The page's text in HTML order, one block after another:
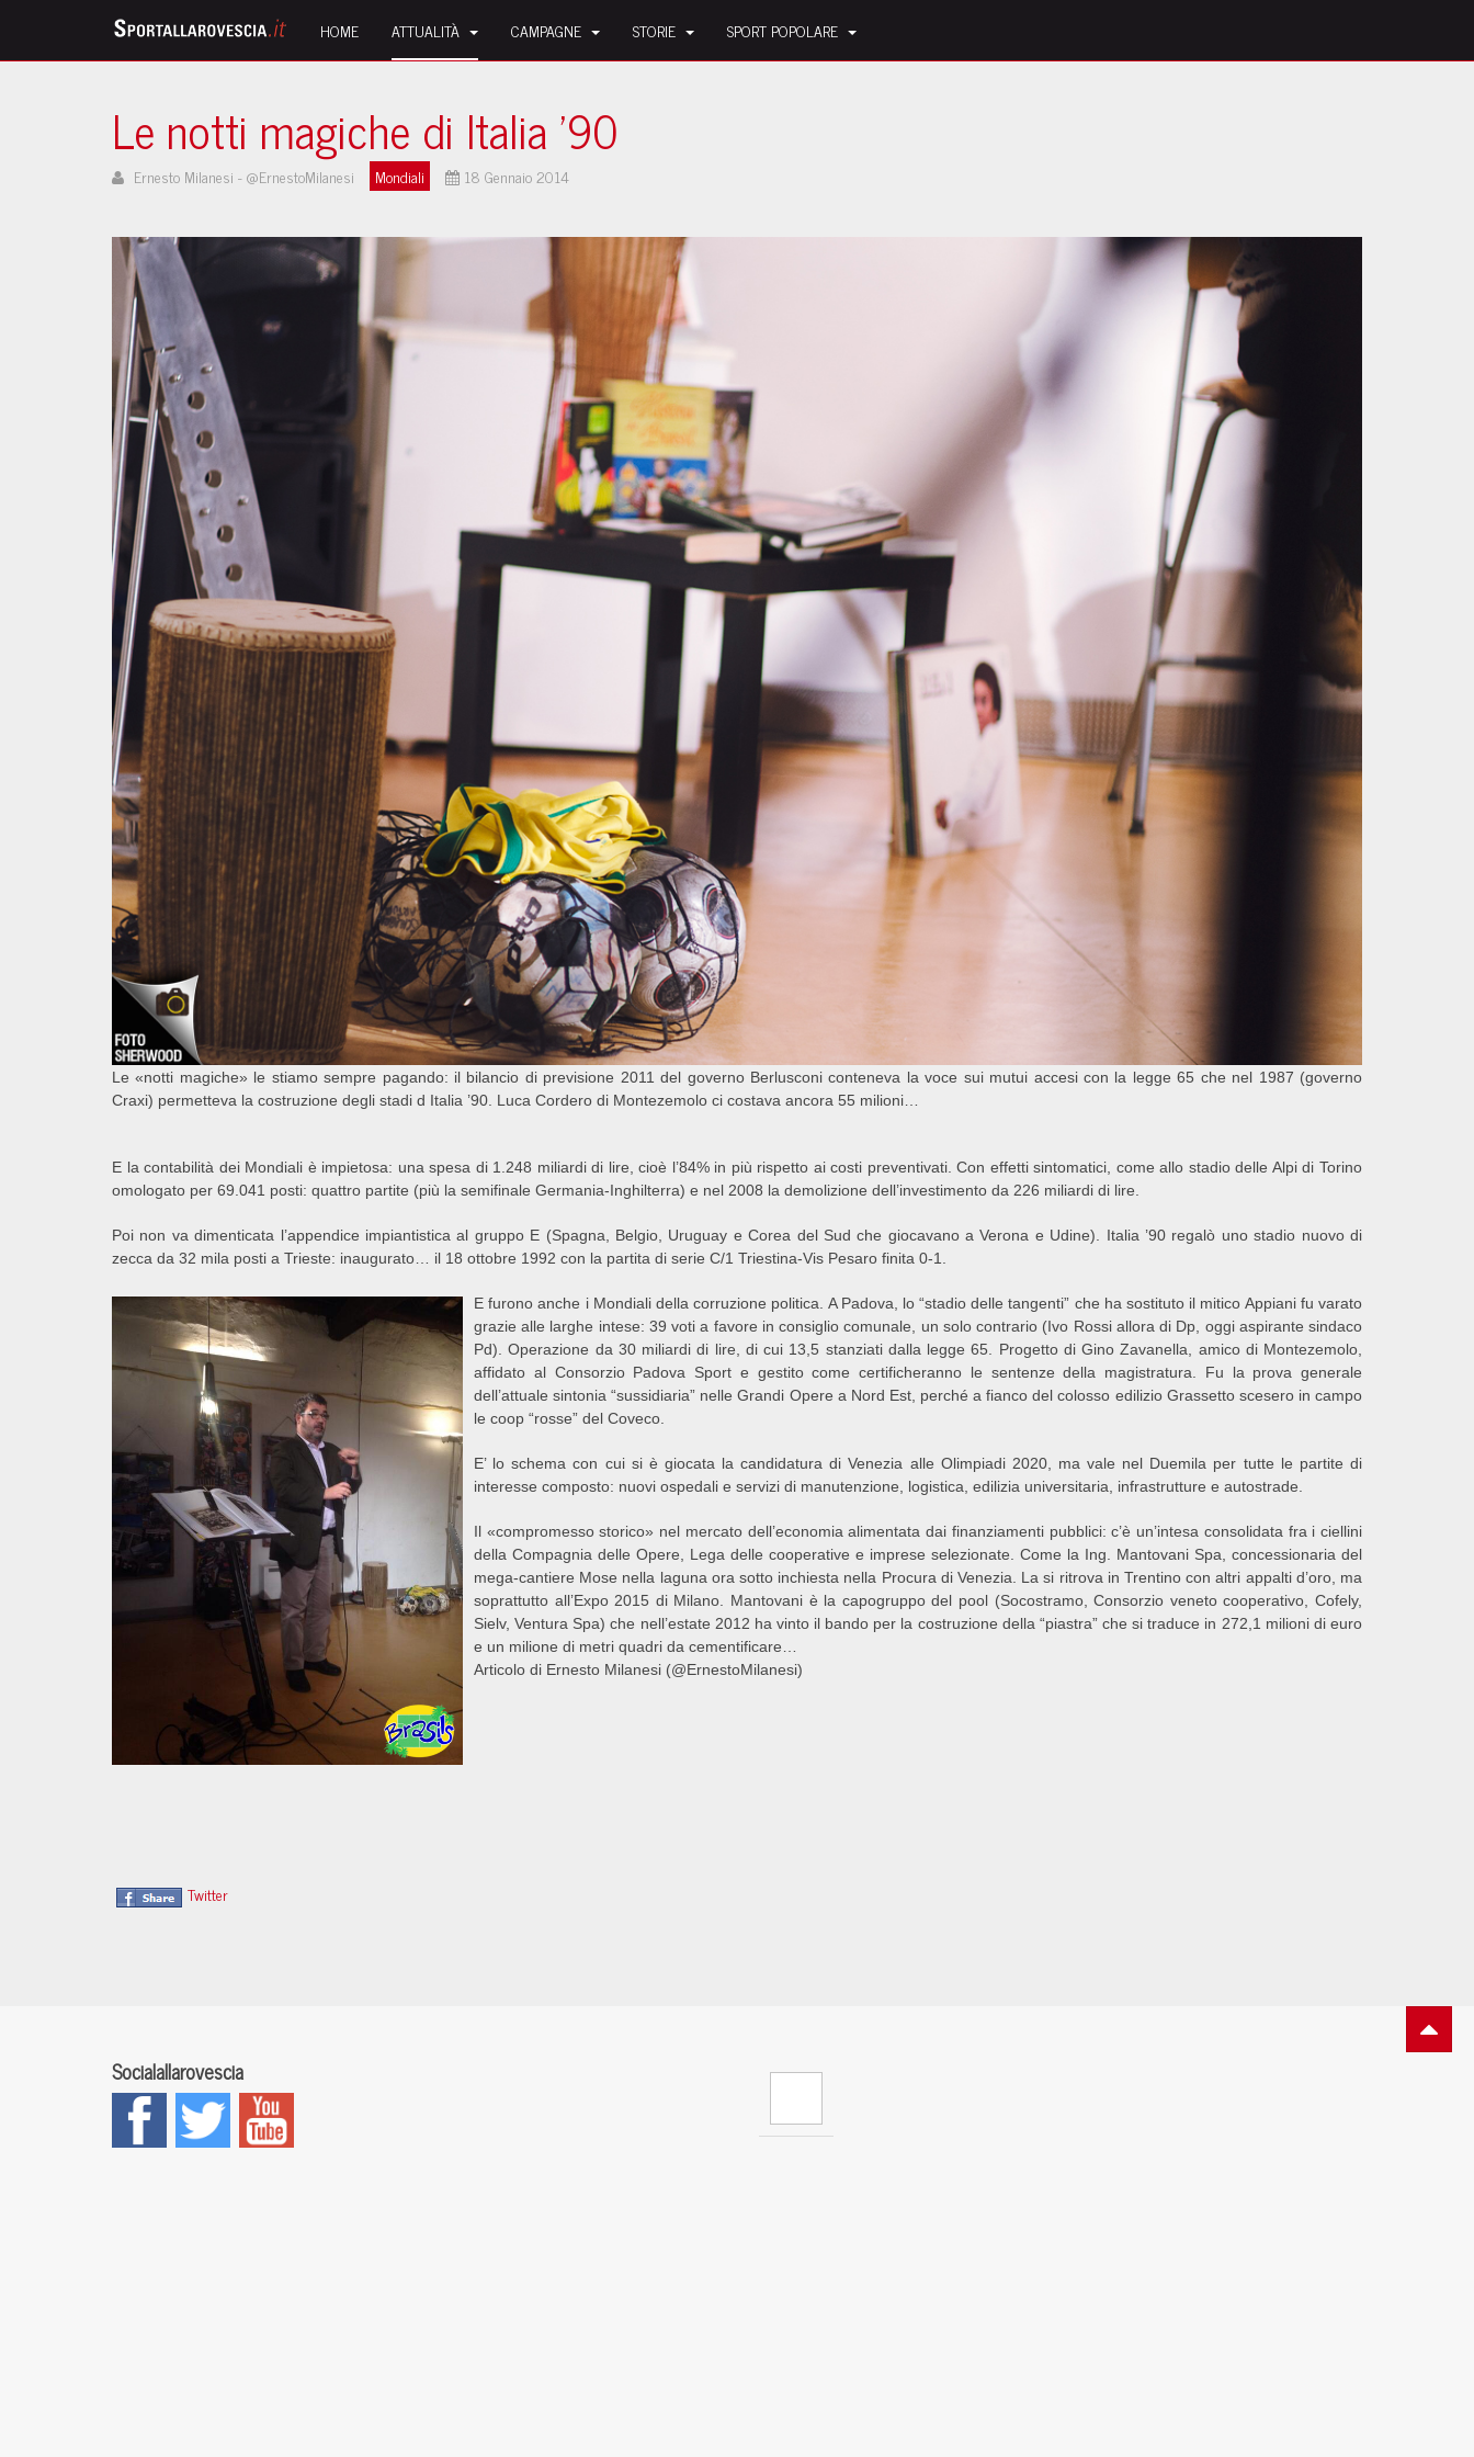
HOME ATTUALITÀ CAMPAGNE STORIE SPORT POPOLARE
Le notti magiche di Italia '90
Ernesto Milanesi - @ErnestoMilanesi Mondiali 18 Gennaio 2014
Le «notti magiche» le stiamo sempre pagando: il bilancio di previsione 2011 del governo Berlusconi conteneva la voce sui mutui accesi con la legge 65 che nel 1987 (governo
Craxi) permetteva la costruzione degli stadi d Italia ’90. Luca Cordero di Montezemolo ci costava ancora 55 milioni…
E la contabilità dei Mondiali è impietosa: una spesa di 1.248 miliardi di lire, cioè l’84% in più rispetto ai costi preventivati. Con effetti sintomatici, come allo stadio delle Alpi di Torino
omologato per 69.041 posti: quattro partite (più la semifinale Germania-Inghilterra) e nel 2008 la demolizione dell’investimento da 226 miliardi di lire.
Poi non va dimenticata l’appendice impiantistica al gruppo E (Spagna, Belgio, Uruguay e Corea del Sud che giocavano a Verona e Udine). Italia ’90 regalò uno stadio nuovo di
zecca da 32 mila posti a Trieste: inaugurato… il 18 ottobre 1992 con la partita di serie C/1 Triestina-Vis Pesaro finita 0-1.
E furono anche i Mondiali della corruzione politica. A Padova, lo “stadio delle tangenti” che ha sostituto il mitico Appiani fu varato
grazie alle larghe intese: 39 voti a favore in consiglio comunale, un solo contrario (Ivo Rossi allora di Dp, oggi aspirante sindaco
Pd). Operazione da 30 miliardi di lire, di cui 13,5 stanziati dalla legge 65. Progetto di Gino Zavanella, amico di Montezemolo,
affidato al Consorzio Padova Sport e gestito come certificheranno le sentenze della magistratura. Fu la prova generale
dell’attuale sintonia “sussidiaria” nelle Grandi Opere a Nord Est, perché a fianco del colosso edilizio Grassetto scesero in campo
le coop “rosse” del Coveco.
E’ lo schema con cui si è giocata la candidatura di Venezia alle Olimpiadi 2020, ma vale nel Duemila per tutte le partite di
interesse composto: nuovi ospedali e servizi di manutenzione, logistica, edilizia universitaria, infrastrutture e autostrade.
Il «compromesso storico» nel mercato dell’economia alimentata dai finanziamenti pubblici: c’è un’intesa consolidata fra i ciellini
della Compagnia delle Opere, Lega delle cooperative e imprese selezionate. Come la Ing. Mantovani Spa, concessionaria del
mega-cantiere Mose nella laguna ora sotto inchiesta nella Procura di Venezia. La si ritrova in Trentino con altri appalti d’oro, ma
soprattutto all’Expo 2015 di Milano. Mantovani è la capogruppo del pool (Socostramo, Consorzio veneto cooperativo, Cofely,
Sielv, Ventura Spa) che nell’estate 2012 ha vinto il bando per la costruzione della “piastra” che si traduce in 272,1 milioni di euro
e un milione di metri quadri da cementificare…
Articolo di Ernesto Milanesi (@ErnestoMilanesi)
Twitter
Socialallarovescia